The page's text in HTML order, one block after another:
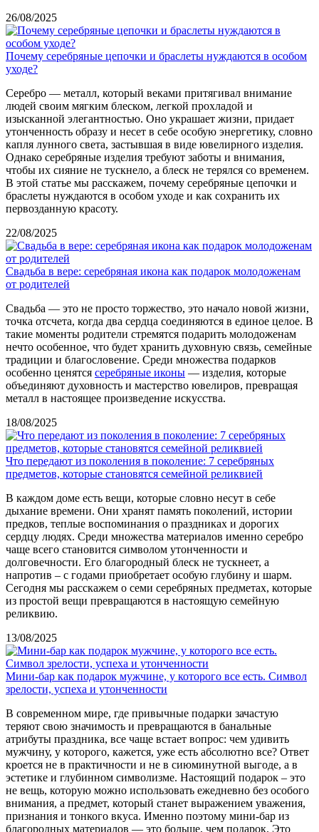
26/08/2025
Почему серебряные цепочки и браслеты нуждаются в особом
уходе?
Серебро — металл, который веками притягивал внимание
людей своим мягким блеском, легкой прохладой и
изысканной элегантностью. Оно украшает жизни, придает
утонченность образу и несет в себе особую энергетику, словно
капля лунного света, застывшая в виде ювелирного изделия.
Однако серебряные изделия требуют заботы и внимания,
чтобы их сияние не тускнело, а блеск не терялся со временем.
В этой статье мы расскажем, почему серебряные цепочки и
браслеты нуждаются в особом уходе и как сохранить их
первозданную красоту.
22/08/2025
Свадьба в вере: серебряная икона как подарок молодоженам
от родителей
Свадьба — это не просто торжество, это начало новой жизни,
точка отсчета, когда два сердца соединяются в единое целое. В
такие моменты родители стремятся подарить молодоженам
нечто особенное, что будет хранить духовную связь, семейные
традиции и благословение. Среди множества подарков
особенно ценятся серебряные иконы — изделия, которые
объединяют духовность и мастерство ювелиров, превращая
металл в настоящее произведение искусства.
18/08/2025
Что передают из поколения в поколение: 7 серебряных
предметов, которые становятся семейной реликвией
В каждом доме есть вещи, которые словно несут в себе
дыхание времени. Они хранят память поколений, истории
предков, теплые воспоминания о праздниках и дорогих
сердцу людях. Среди множества материалов именно серебро
чаще всего становится символом утонченности и
долговечности. Его благородный блеск не тускнеет, а
напротив – с годами приобретает особую глубину и шарм.
Сегодня мы расскажем о семи серебряных предметах, которые
из простой вещи превращаются в настоящую семейную
реликвию.
13/08/2025
Мини-бар как подарок мужчине, у которого все есть. Символ
зрелости, успеха и утонченности
В современном мире, где привычные подарки зачастую
теряют свою значимость и превращаются в банальные
атрибуты праздника, все чаще встает вопрос: чем удивить
мужчину, у которого, кажется, уже есть абсолютно все? Ответ
кроется не в практичности и не в сиюминутной выгоде, а в
эстетике и глубинном символизме. Настоящий подарок – это
не вещь, которую можно использовать ежедневно без особого
внимания, а предмет, который станет выражением уважения,
признания и тонкого вкуса. Именно поэтому мини-бар из
благородных материалов — это больше, чем подарок. Это